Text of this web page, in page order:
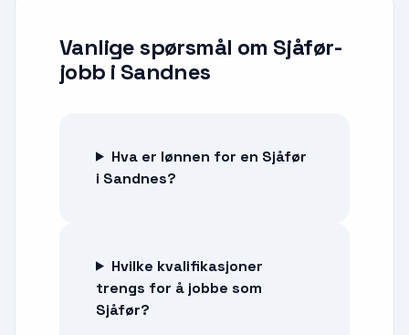
Vanlige spørsmål om Sjåfør-
jobb i Sandnes
Hva er lønnen for en Sjåfør
i Sandnes?
Hvilke kvalifikasjoner
trengs for å jobbe som
Sjåfør?